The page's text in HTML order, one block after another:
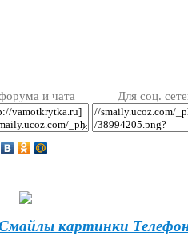
и чата Для соц.
картинки